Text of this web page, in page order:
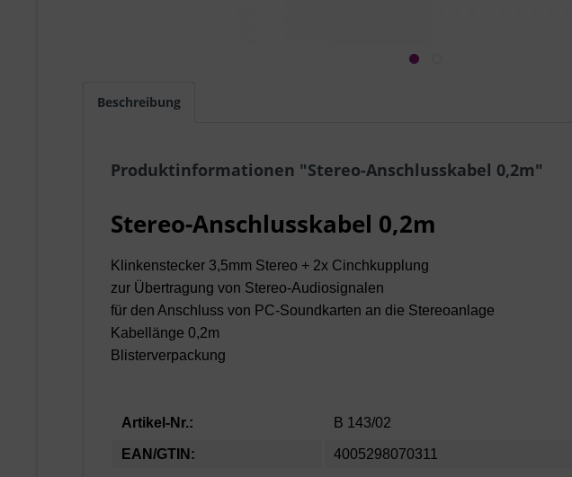
Beschreibung
Produktinformationen "Stereo-Anschlusskabel 0,2m"
Stereo-Anschlusskabel 0,2m
Klinkenstecker 3,5mm Stereo + 2x Cinchkupplung
zur Übertragung von Stereo-Audiosignalen
für den Anschluss von PC-Soundkarten an die Stereoanlage
Kabellänge 0,2m
Blisterverpackung
Artikel-Nr.: B 143/02
EAN/GTIN: 4005298070311